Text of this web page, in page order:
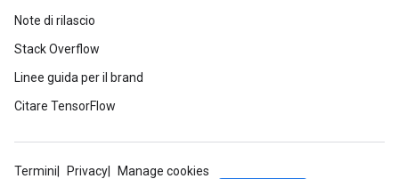
Note di rilascio
Stack Overflow
Linee guida per il brand
Citare TensorFlow
Termini Privacy
Manage cookies